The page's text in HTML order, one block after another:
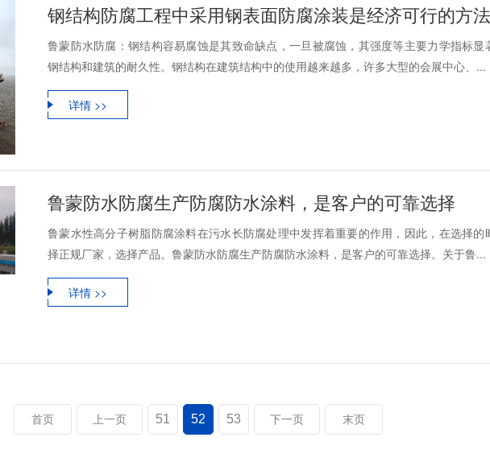
钢结构防腐工程中采用钢表面防腐涂装是经济可行的方法
鲁蒙防水防腐：钢结构容易腐蚀是其致命缺点，一旦被腐蚀，其强度等主要力学指标显
钢结构和建筑的耐久性。钢结构在建筑结构中的使用越来越多，许多大型的会展中心、...
详情 >>
鲁蒙防水防腐生产防腐防水涂料，是客户的可靠选择
鲁蒙水性高分子树脂防腐涂料在污水长防腐处理中发挥着重要的作用，因此，在选择的
择正规厂家，选择产品。鲁蒙防水防腐生产防腐防水涂料，是客户的可靠选择。关于鲁...
详情 >>
首页 上一页 51 52 53 下一页 末页